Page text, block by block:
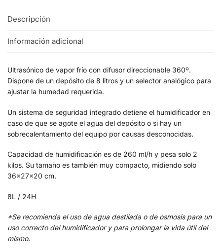
Descripción
Información adicional
Ultrasónico de vapor frío con difusor direccionable 360º.
Dispone de un depósito de 8 litros y un selector analógico para
ajustar la humedad requerida.
Un sistema de seguridad integrado detiene el humidificador en
caso de que se agote el agua del depósito o si hay un
sobrecalentamiento del equipo por causas desconocidas.
Capacidad de humidificación es de 260 ml/h y pesa solo 2
kilos. Su tamaño es también muy compacto, midiendo solo
36x27x20 cm.
8L / 24H
*Se recomienda el uso de agua destilada o de osmosis para un
uso correcto del humidificador y para prolongar la vida útil del
mismo.